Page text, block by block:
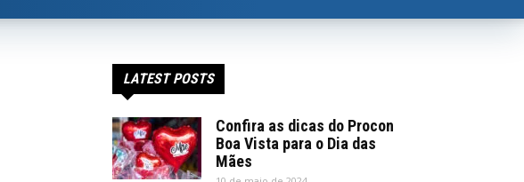
LATEST POSTS
Confira as dicas do Procon
Boa Vista para o Dia das
Mães